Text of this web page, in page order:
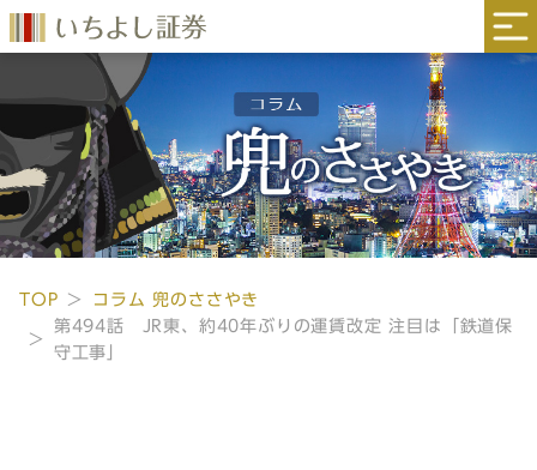
TOP
コラム 兜のささやき
第494話 JR東、約40年ぶりの運賃改定 注目は「鉄道保
守工事」